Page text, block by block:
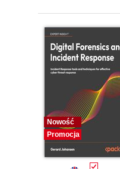
Nowość
Promocja